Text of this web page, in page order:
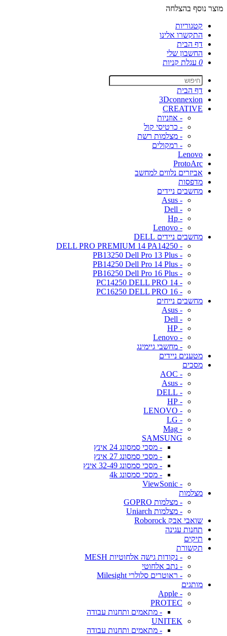
מוצר נוסף בהצלחה
קטגוריות
התקשרו אלינו
דף הבית
החשבון שלי
0 עגלת קניות
דף הבית
3Dconnexion
CREATIVE
- אוזניות
- כרטיסי קול
- מצלמות רשת
- רמקולים
Lenovo
ProtoArc
אביזרים נלווים למחשב
מדפסות
מחשבים ניידים
- Asus
- Dell
- Hp
- Lenovo
מחשבים ניידים DELL
- DELL PRO PREMIUM 14 PA14250
- PB13250 Dell Pro 13 Plus
- PB14250 Dell Pro 14 Plus
- PB16250 Dell Pro 16 Plus
- PC14250 DELL PRO 14
- PC16250 DELL PRO 16
מחשבים נייחים
- Asus
- Dell
- HP
- Lenovo
- מחשבי גיימינג
מטענים ניידים
מסכים
- AOC
- Asus
- DELL
- HP
- LENOVO
- LG
- Mag
SAMSUNG
- מסכי סמסונג 24 אינץ
- מסכי סמסונג 27 אינץ
- מסכי סמסונג 32-49 אינץ
- מסכי סמסונג 4k
- ViewSonic
מצלמות
- מצלמות GOPRO
- מצלמות Uniarch
שואבי אבק Roborock
תחנות עגינה
תיקים
תקשורת
- נקודות גישה אלחוטיות MESH
- נתב אלחוטי
- ראוטרים סלולרי Milesight
מותגים
- Apple
PROTEC
- מתאמים ותחנות עבודה
UNITEK
- מתאמים ותחנות עבודה